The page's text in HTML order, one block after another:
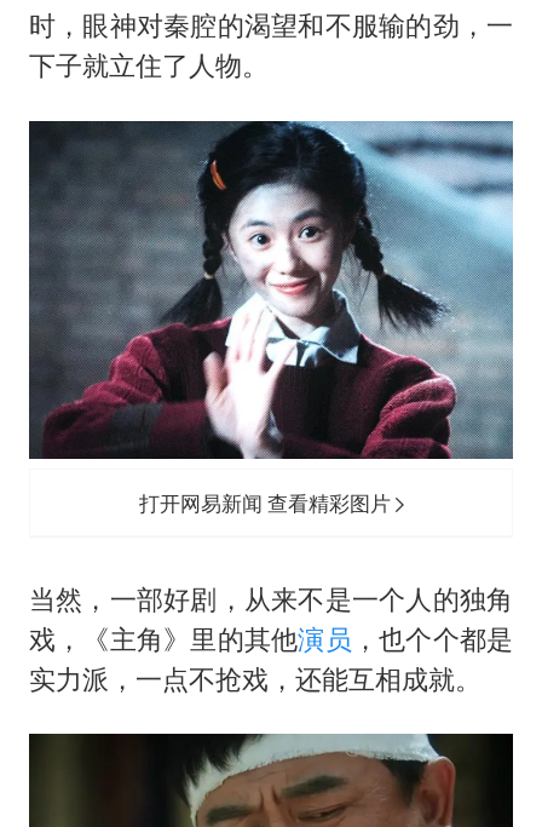
时，眼神对秦腔的渴望和不服输的劲，一
下子就立住了人物。
打开网易新闻 查看精彩图片
当然，一部好剧，从来不是一个人的独角
戏，《主角》里的其他演员 ，也个个都是
实力派，一点不抢戏，还能互相成就。